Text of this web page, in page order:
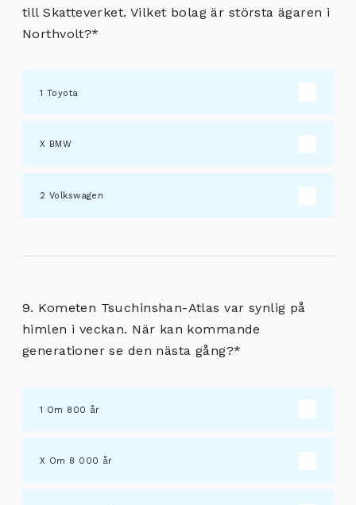
till Skatteverket. Vilket bolag är största ägaren i
Northvolt?*
Toyota
BMW
Volkswagen
9. Kometen Tsuchinshan-Atlas var synlig på
himlen i veckan. När kan kommande
generationer se den nästa gång?*
Om 800 år
Om 8 000 år